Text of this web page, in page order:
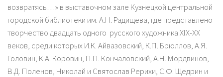
возвратясь…» в выставочном зале Кузнецкой центральной
городской библиотеки им. А.Н. Радищева, где представлено
творчество двадцать одного русского художника XIX-XX
веков, среди которых И.К. Айвазовский, К.П. Брюллов, А.Я.
Головин, К.А. Коровин, П.П. Кончаловский, А.Н. Мордвинов,
В.Д. Поленов, Николай и Святослав Рерихи, С.Ф. Щедрин и